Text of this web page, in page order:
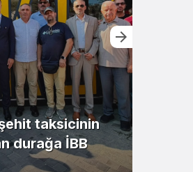
taksicinin
durağa İBB